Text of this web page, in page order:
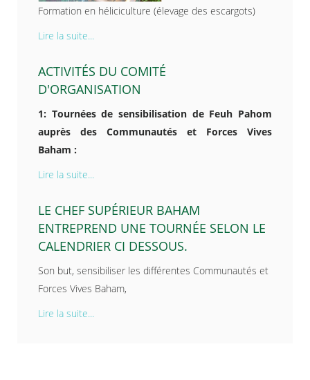
Formation en héliciculture (élevage des escargots)
Lire la suite...
ACTIVITÉS DU COMITÉ
D'ORGANISATION
1: Tournées de sensibilisation de Feuh Pahom
auprès des Communautés et Forces Vives
Baham :
Lire la suite...
LE CHEF SUPÉRIEUR BAHAM
ENTREPREND UNE TOURNÉE SELON LE
CALENDRIER CI DESSOUS.
Son but, sensibiliser les différentes Communautés et
Forces Vives Baham,
Lire la suite...